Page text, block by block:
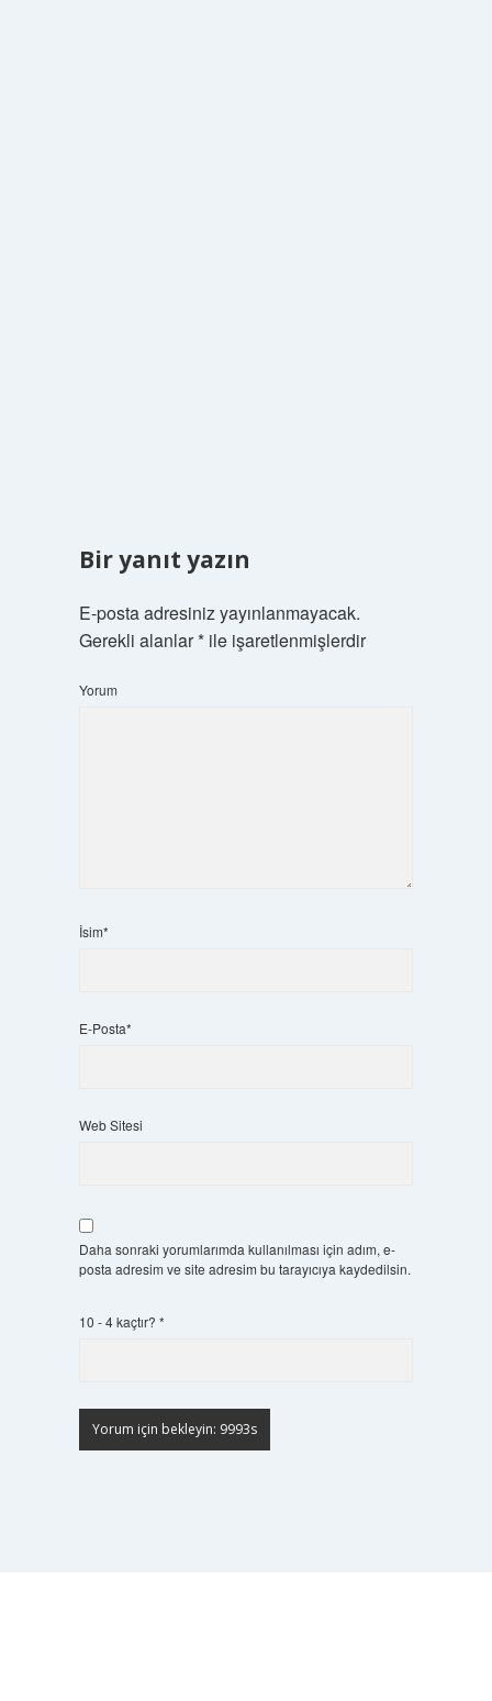
Bir yanıt yazın
E-posta adresiniz yayınlanmayacak.
Gerekli alanlar*ile işaretlenmişlerdir
Yorum
İsim*
E-Posta*
Web Sitesi
Daha sonraki yorumlarımda kullanılması için adım, e-
posta adresim ve site adresim bu tarayıcıya kaydedilsin.
10 - 4 kaçtır? *